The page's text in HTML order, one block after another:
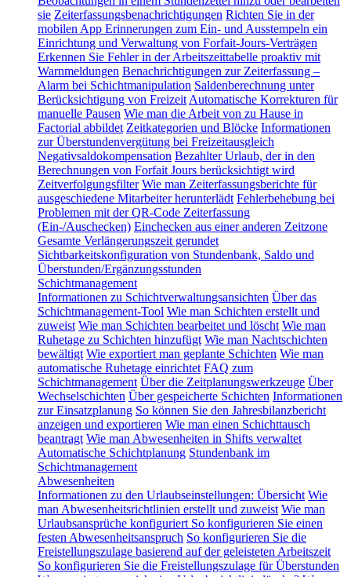
sie Zeiterfassungsbenachrichtigungen Richten Sie in der
mobilen App Erinnerungen zum Ein- und Ausstempeln ein
Einrichtung und Verwaltung von Forfait-Jours-Verträgen
Erkennen Sie Fehler in der Arbeitszeittabelle proaktiv mit
Warnmeldungen Benachrichtigungen zur Zeiterfassung –
Alarm bei Schichtmanipulation Saldenberechnung unter
Berücksichtigung von Freizeit Automatische Korrekturen für
manuelle Pausen Wie man die Arbeit von zu Hause in
Factorial abbildet Zeitkategorien und Blöcke Informationen
zur Überstundenvergütung bei Freizeitausgleich
Negativsaldokompensation Bezahlter Urlaub, der in den
Berechnungen von Forfait Jours berücksichtigt wird
Zeitverfolgungsfilter Wie man Zeiterfassungsberichte für
ausgeschiedene Mitarbeiter herunterlädt Fehlerbehebung bei
Problemen mit der QR-Code Zeiterfassung
(Ein-/Auschecken) Einchecken aus einer anderen Zeitzone
Gesamte Verlängerungszeit gerundet
Sichtbarkeitskonfiguration von Stundenbank, Saldo und
Überstunden/Ergänzungsstunden
Schichtmanagement
Informationen zu Schichtverwaltungsansichten Über das
Schichtmanagement-Tool Wie man Schichten erstellt und
zuweist Wie man Schichten bearbeitet und löscht Wie man
Ruhetage zu Schichten hinzufügt Wie man Nachtschichten
bewältigt Wie exportiert man geplante Schichten Wie man
automatische Ruhetage einrichtet FAQ zum
Schichtmanagement Über die Zeitplanungswerkzeuge Über
Wechselschichten Über gespeicherte Schichten Informationen
zur Einsatzplanung So können Sie den Jahresbilanzbericht
anzeigen und exportieren Wie man einen Schichttausch
beantragt Wie man Abwesenheiten in Shifts verwaltet
Automatische Schichtplanung Stundenbank im
Schichtmanagement
Abwesenheiten
Informationen zu den Urlaubseinstellungen: Übersicht Wie
man Abwesenheitsrichtlinien erstellt und zuweist Wie man
Urlaubsansprüche konfiguriert So konfigurieren Sie einen
festen Abwesenheitsanspruch So konfigurieren Sie die
Freistellungszulage basierend auf der geleisteten Arbeitszeit
So konfigurieren Sie die Freistellungszulage für Überstunden